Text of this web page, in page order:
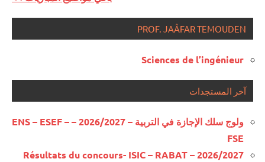
PROF. JAÂFAR TEMOUDEN
Sciences de l’ingénieur
آخر المستجدات
ولوج سلك الإجازة في التربية – 2026/2027 – ENS – ESEF –
FSE
Résultats du concours- ISIC – RABAT – 2026/2027